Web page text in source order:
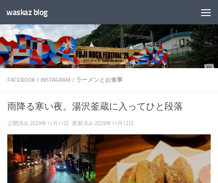
コンテンツへスキップ
waskaz blog
FACEBOOK / INSTAGRAM / ラーメンとお食事
雨降る寒い夜。湯沢釜蔵に入ってひと段落
公開済み 2025年11月11日 · 更新済み 2025年11月12日